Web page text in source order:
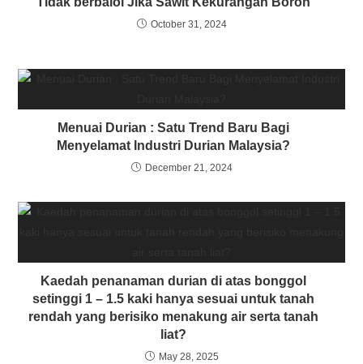
October 31, 2024
Menuai Durian : Satu Trend Baru Bagi
Menyelamat Industri Durian Malaysia?
December 21, 2024
Kaedah penanaman durian di atas bonggol
setinggi 1 – 1.5 kaki hanya sesuai untuk tanah
rendah yang berisiko menakung air serta tanah
liat?
May 28, 2025